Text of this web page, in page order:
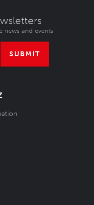
news and events
SUBMIT